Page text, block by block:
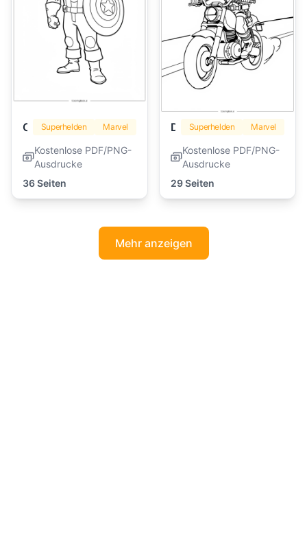
Superhelden Marvel
Kostenlose PDF/PNG-
Ausdrucke
36 Seiten
Superhelden Marvel
Kostenlose PDF/PNG-
Ausdrucke
29 Seiten
Mehr anzeigen